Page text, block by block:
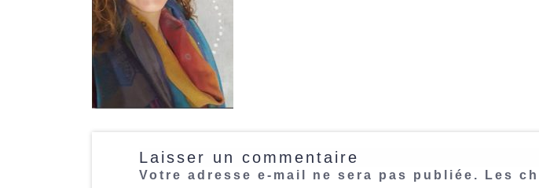
Laisser un commentaire
Votre adresse e-mail ne sera pas publiée. Les